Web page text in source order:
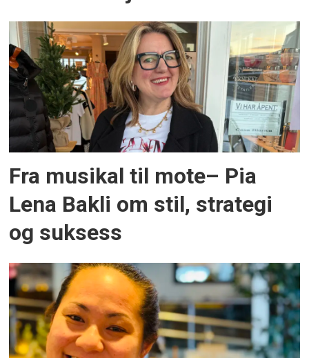
Fra musikal til mote– Pia
Lena Bakli om stil, strategi
og suksess